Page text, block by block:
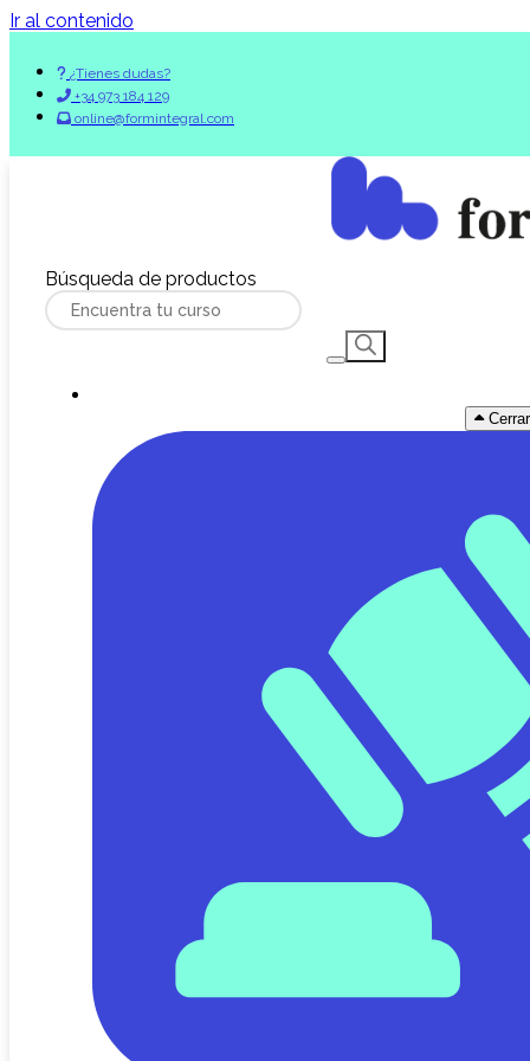
Ir al contenido
¿Tienes dudas?
+34 973 184 129
online@formintegral.com
Búsqueda de productos